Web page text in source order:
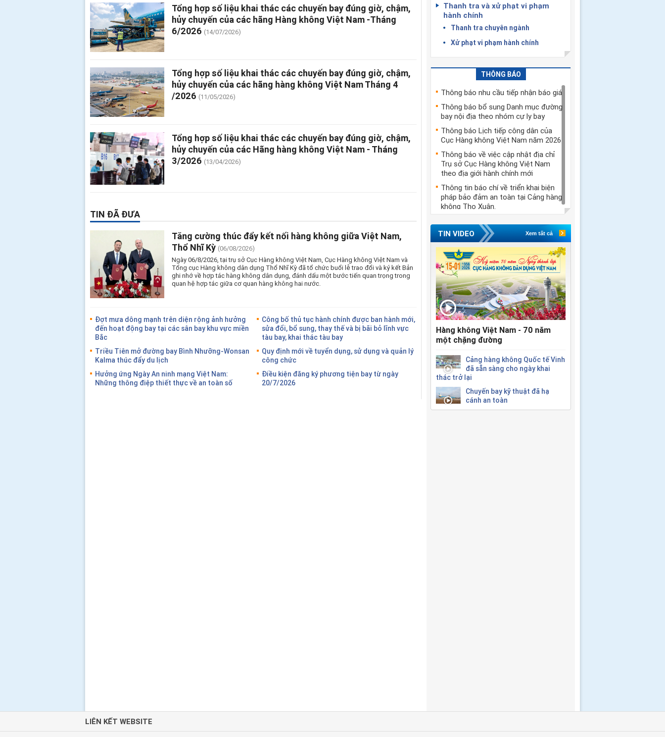
Tổng hợp số liệu khai thác các chuyến bay đúng giờ, chậm,
hủy chuyến của các hãng Hàng không Việt Nam -Tháng
6/2026 (14/07/2026)
Tổng hợp số liệu khai thác các chuyến bay đúng giờ, chậm,
hủy chuyến của các hãng hàng không Việt Nam Tháng 4
/2026 (11/05/2026)
Tổng hợp số liệu khai thác các chuyến bay đúng giờ, chậm,
hủy chuyến của các Hãng hàng không Việt Nam - Tháng
3/2026 (13/04/2026)
TIN ĐÃ ĐƯA
Tăng cường thúc đẩy kết nối hàng không giữa Việt Nam,
Thổ Nhĩ Kỳ (06/08/2026)
Ngày 06/8/2026, tại trụ sở Cục Hàng không Việt Nam, Cục Hàng không Việt Nam và
Tổng cục Hàng không dân dụng Thổ Nhĩ Kỳ đã tổ chức buổi lễ trao đổi và ký kết Bản
ghi nhớ về hợp tác hàng không dân dụng, đánh dấu một bước tiến quan trọng trong
quan hệ hợp tác giữa cơ quan hàng không hai nước.
Đợt mưa dông mạnh trên diện rộng ảnh hưởng
đến hoạt động bay tại các sân bay khu vực miền
Bắc
Triều Tiên mở đường bay Bình Nhưỡng-Wonsan
Kalma thúc đẩy du lịch
Hưởng ứng Ngày An ninh mạng Việt Nam:
Những thông điệp thiết thực về an toàn số
Công bố thủ tục hành chính được ban hành mới,
sửa đổi, bổ sung, thay thế và bị bãi bỏ lĩnh vực
tàu bay, khai thác tàu bay
Quy định mới về tuyển dụng, sử dụng và quản lý
công chức
Điều kiện đăng ký phương tiện bay từ ngày
20/7/2026
Thanh tra và xử phạt vi phạm
hành chính
Thanh tra chuyên ngành
Xử phạt vi phạm hành chính
THÔNG BÁO
Thông báo nhu cầu tiếp nhận báo giá
Thông báo bổ sung Danh mục đường
bay nội địa theo nhóm cự ly bay
Thông báo Lịch tiếp công dân của
Cục Hàng không Việt Nam năm 2026
Thông báo về việc cập nhật địa chỉ
Trụ sở Cục Hàng không Việt Nam
theo địa giới hành chính mới
Thông tin báo chí về triển khai biện
pháp bảo đảm an toàn tại Cảng hàng
không Thọ Xuân.
TIN VIDEO Xem tất cả
Hàng không Việt Nam - 70 năm
một chặng đường
Cảng hàng không Quốc tế Vinh
đã sẵn sàng cho ngày khai
thác trở lại
Chuyến bay kỹ thuật đã hạ
cánh an toàn
LIÊN KẾT WEBSITE